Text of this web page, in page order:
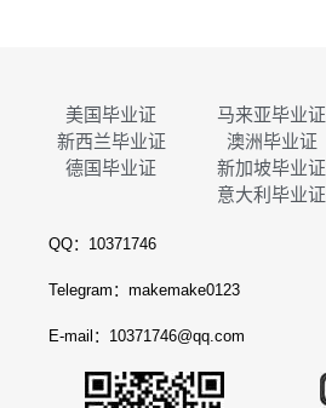
美国毕业证 马来亚毕业证
新西兰毕业证
澳洲毕业证
德国毕业证
新加坡毕业证
意大利毕业证
QQ：10371746
Telegram：makemake0123
E-mail：10371746@qq.com